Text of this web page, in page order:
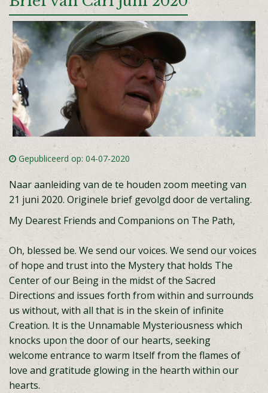
Gepubliceerd op: 04-07-2020
Naar aanleiding van de te houden zoom meeting van
21 juni 2020. Originele brief gevolgd door de vertaling.
My Dearest Friends and Companions on The Path,
Oh, blessed be. We send our voices. We send our voices
of hope and trust into the Mystery that holds The
Center of our Being in the midst of the Sacred
Directions and issues forth from within and surrounds
us without, with all that is in the skein of infinite
Creation. It is the Unnamable Mysteriousness which
knocks upon the door of our hearts, seeking
welcome entrance to warm Itself from the flames of
love and gratitude glowing in the hearth within our
hearts.